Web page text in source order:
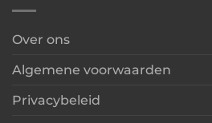
Over ons
Algemene voorwaarden
Privacybeleid